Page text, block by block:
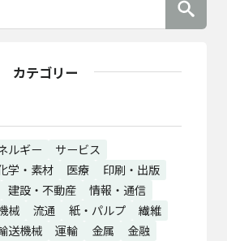
カテゴリー
ルギー
サービス
学・素材 医療
印刷・出版
建設・不動産
情報・通信
械 流通 紙・パルプ
繊維
送機械 運輸 金属
金融